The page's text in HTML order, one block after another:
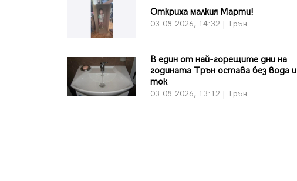
Откриха малкия Марти!
03.08.2026, 14:32 | Трън
В един от най-горещите дни на
годината Трън остава без вода и
ток
03.08.2026, 13:12 | Трън